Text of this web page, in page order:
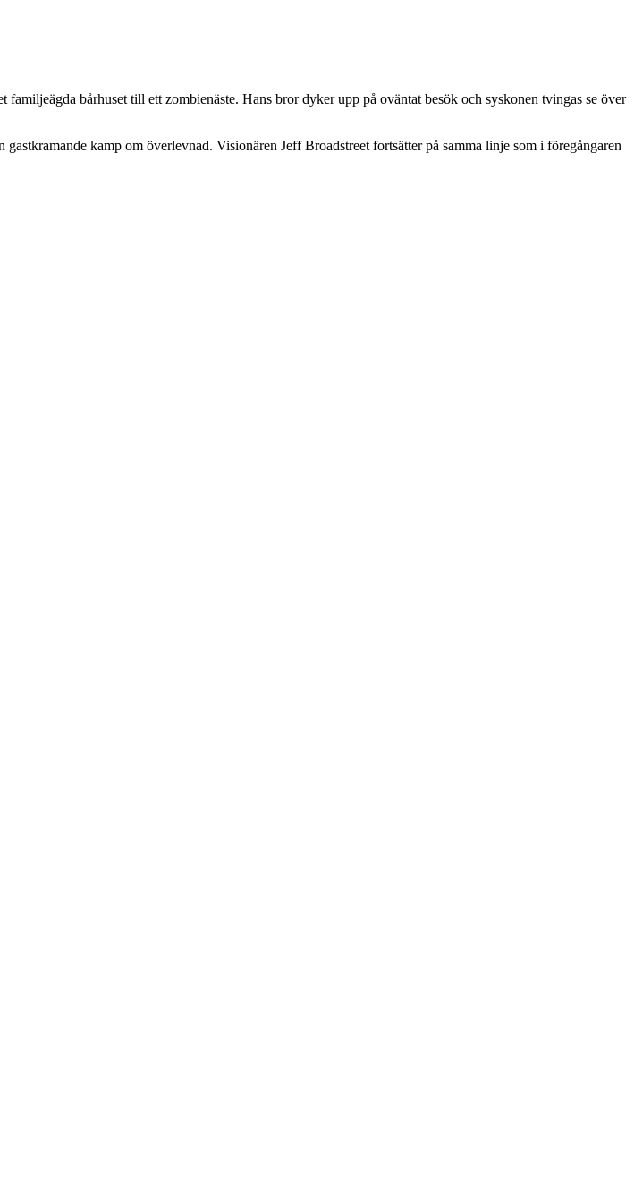
bårhuset till ett zombienäste. Hans bror dyker upp på oväntat besök och syskonen tvingas se över
kamp om överlevnad. Visionären Jeff Broadstreet fortsätter på samma linje som i föregångaren